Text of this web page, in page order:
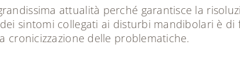
attualità perché garantisce la
sintomi collegati ai disturbi mandibolari è
cronicizzazione delle problematiche.